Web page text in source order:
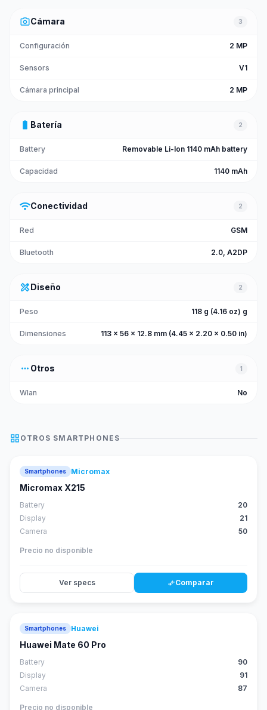
photo_cameraCámara 3
Configuración 2 MP
Sensors V1
Cámara principal 2 MP
battery_full Batería 2
Battery Removable Li-Ion 1140 mAh battery
Capacidad 1140 mAh
wifiConectividad 2
Red GSM
Bluetooth 2.0, A2DP
design_servicesDiseño 2
Peso 118 g (4.16 oz) g
Dimensiones 113 x 56 x 12.8 mm (4.45 x 2.20 x 0.50 in)
more_horiz Otros 1
Wlan No
grid_view OTROS SMARTPHONES
Smartphones Micromax
Micromax X215
Battery
20
Display
21
Camera
50
Precio no disponible
Ver specs compare_arrowsComparar
Smartphones Huawei
Huawei Mate 60 Pro
Battery
90
Display
91
Camera
87
Precio no disponible